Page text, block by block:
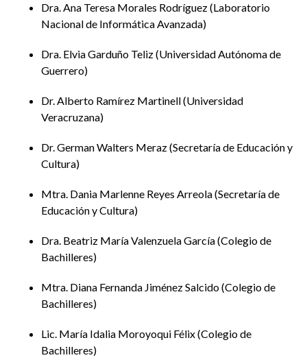
Trazando el camino educativo: la relevancia de
públicas
León,Universidad de Sonora
Mesa de discusión:
Horario:10:00 a 13:00 horas UTC -7
Moderador:Emiliano Moreno Rodríguez (Secretaría de
Educación y Cultura de Sonora
Desafíos docentes ante la brecha digital:
promoviendo la ciudadanía digital crítica en la
Ana Teresa Morales Rodríguez,
Dra. Ana Teresa Morales Rodríguez Laboratorio
Nacional de Informática Avanzada
Dra. Elvia Garduño Teliz Universidad Autónoma de
Guerrero
Dr. Alberto Ramírez Martinell Universidad
Veracruzana
Dr. German Walters Meraz Secretaría de Educación y
Cultura
Mtra. Dania Marlenne Reyes Arreola Secretaría de
Educación y Cultura
Dra. Beatriz María Valenzuela García Colegio de
Bachilleres
Mtra. Diana Fernanda Jiménez Salcido Colegio de
Bachilleres
Lic. María Idalia Moroyoqui Félix Colegio de
Bachilleres